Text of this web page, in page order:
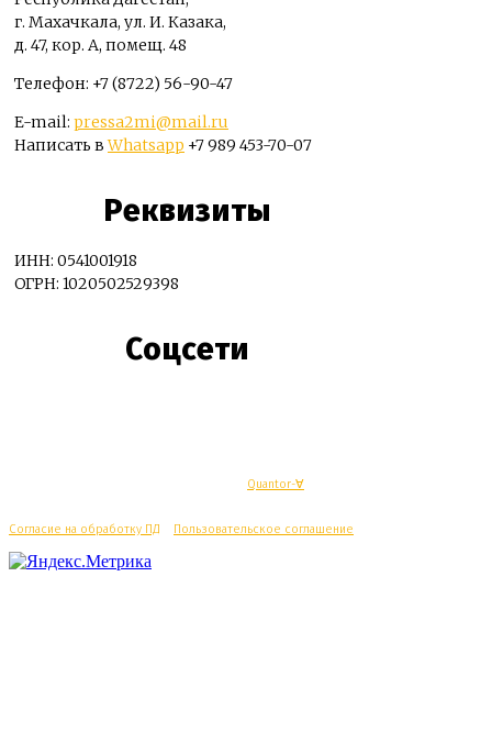
г. Махачкала, ул. И. Казака,
д. 47, кор. А, помещ. 48
Телефон: +7 (8722) 56-90-47
E-mail: pressa2mi@mail.ru
Написать вWhatsapp +7 989 453-70-07
Реквизиты
ИНН: 0541001918
ОГРН: 1020502529398
Соцсети
Quantor-∀
Согласие на обработку ПД Пользовательское соглашение